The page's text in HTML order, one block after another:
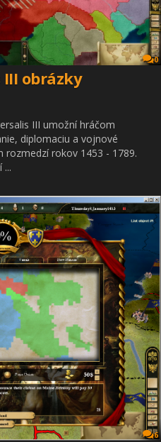
0
obrázky
III umožní hráčom
diplomaciu a vojnové
rozmedzí rokov 1453 - 1789.
...
6